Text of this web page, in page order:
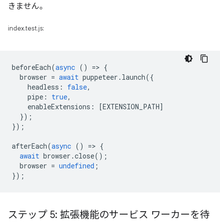
きません。
index.test.js:
beforeEach(async () => {
browser = await puppeteer . launch({
headless : false,
pipe : true,
enableExtensions : [EXTENSION_PATH]
});
});
afterEach(async () => {
await browser .close();
browser = undefined ;
});
ステップ 5: 拡張機能のサービス ワーカーを待